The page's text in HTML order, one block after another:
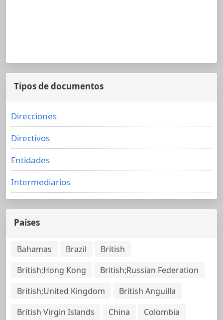
Tipos de documentos
Direcciones
Directivos
Entidades
Intermediarios
Países
Bahamas Brazil
British
British;Hong Kong
British;Russian Federation
British;United Kingdom
British Anguilla
British Virgin Islands
China
Colombia